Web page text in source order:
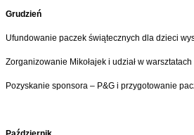
Grudzień
Ufundowanie paczek świątecznych dla dzieci
Zorganizowanie Mikołajek i udział w
Pozyskanie sponsora – P&G i przygotowanie